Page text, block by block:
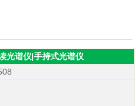
光谱仪|手持式光谱仪